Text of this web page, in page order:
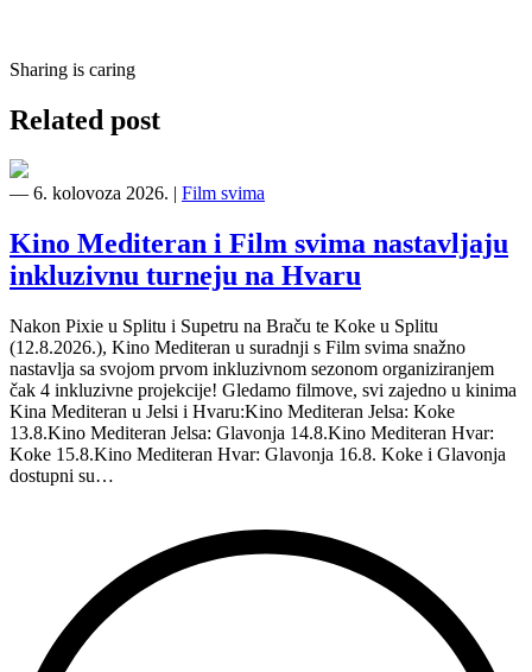
Sharing is caring
Related post
― 6. kolovoza 2026. | Film svima
Kino Mediteran i Film svima nastavljaju
inkluzivnu turneju na Hvaru
Nakon Pixie u Splitu i Supetru na Braču te Koke u Splitu
(12.8.2026.), Kino Mediteran u suradnji s Film svima snažno
nastavlja sa svojom prvom inkluzivnom sezonom organiziranjem
čak 4 inkluzivne projekcije! Gledamo filmove, svi zajedno u kinima
Kina Mediteran u Jelsi i Hvaru:Kino Mediteran Jelsa: Koke
13.8.Kino Mediteran Jelsa: Glavonja 14.8.Kino Mediteran Hvar:
Koke 15.8.Kino Mediteran Hvar: Glavonja 16.8. Koke i Glavonja
dostupni su…